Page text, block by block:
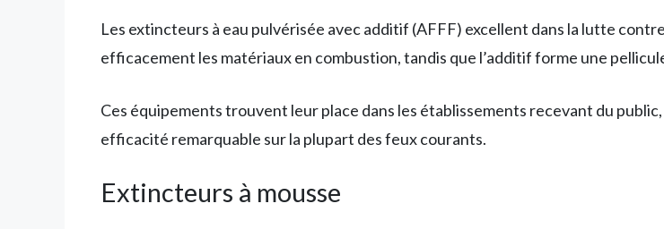
Les extincteurs à eau pulvérisée avec additif (AFFF) excellent dans la lutte
efficacement les matériaux en combustion, tandis que l’additif forme une
Ces équipements trouvent leur place dans les établissements recevant du
efficacité remarquable sur la plupart des feux courants.
Extincteurs à mousse